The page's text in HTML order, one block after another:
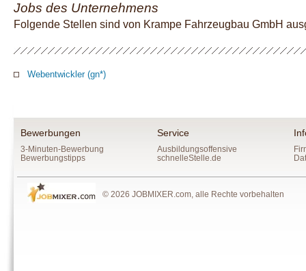
Jobs des Unternehmens
Folgende Stellen sind von Krampe Fahrzeugbau GmbH
Webentwickler (gn*)
Bewerbungen
3-Minuten-Bewerbung
Bewerbungstipps
Service
Ausbildungsoffensive
schnelleStelle.de
© 2026 JOBMIXER.com, alle Rechte vorbehalten